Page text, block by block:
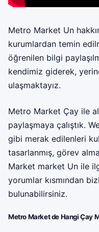
Metro Market Un
kurumlardan temin
öğrenilen bilgi
kendimiz giderek,
ulaşmaktayız.
Metro Market Çay ile
paylaşmaya çalıştık.
gibi merak edilenleri
tasarlanmış, görev
Market market Un ile
yorumlar kısmından
bulunabilirsiniz.
Metro Market de Hangi Çay